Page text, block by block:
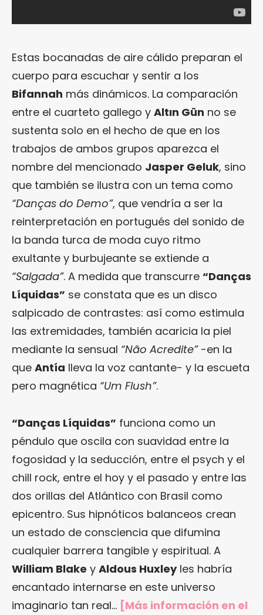
Estas bocanadas de aire cálido preparan el
cuerpo para escuchar y sentir a los
Bifannah más dinámicos. La comparación
entre el cuarteto gallego y Altın Gün no se
sustenta solo en el hecho de que en los
trabajos de ambos grupos aparezca el
nombre del mencionado Jasper Geluk, sino
que también se ilustra con un tema como
“Danças do Demo”, que vendría a ser la
reinterpretación en portugués del sonido de
la banda turca de moda cuyo ritmo
exultante y burbujeante se extiende a
“Salgada”. A medida que transcurre “Danças
Líquidas” se constata que es un disco
salpicado de contrastes: así como estimula
las extremidades, también acaricia la piel
mediante la sensual “Não Acredite”-en la
que Antía lleva la voz cantante- y la escueta
pero magnética “Um Flush”.
“Danças Líquidas” funciona como un
péndulo que oscila con suavidad entre la
fogosidad y la seducción, entre el psych y el
chill rock, entre el hoy y el pasado y entre las
dos orillas del Atlántico con Brasil como
epicentro. Sus hipnóticos balanceos crean
un estado de consciencia que difumina
cualquier barrera tangible y espiritual. A
William Blake y Aldous Huxleyles habría
encantado internarse en este universo
imaginario tan real… [Más información en el